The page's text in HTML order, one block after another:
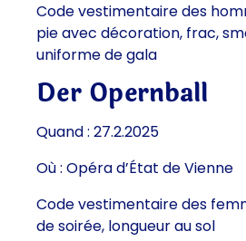
Code vestimentaire des
pie avec décoration, frac,
uniforme de gala
Der Opernball
Quand : 27.2.2025
Où : Opéra d’État de Vienne
Code vestimentaire des
de soirée, longueur au sol